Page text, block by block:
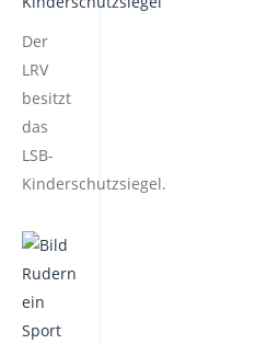
Der
LRV
besitzt
das
LSB-
Kinderschutzsiegel.